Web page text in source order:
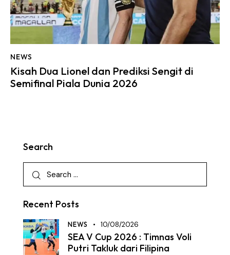
NEWS
Kisah Dua Lionel dan Prediksi Sengit di
Semifinal Piala Dunia 2026
Search
Recent Posts
NEWS 10/08/2026
SEA V Cup 2026 : Timnas Voli
Putri Takluk dari Filipina